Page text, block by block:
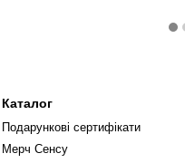
Каталог
Подарункові сертифікати
Мерч Сенсу